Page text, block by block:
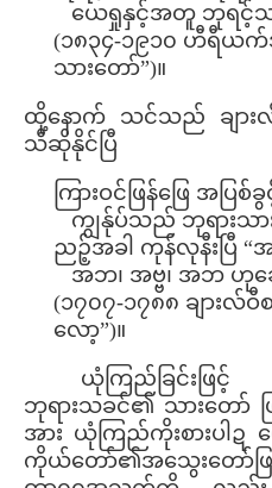
ယေရှုနှင့်အတူ ဘုရင့်သာ
(၁၈၃၄-၁၉၁၀ ဟီရီယ
သားတော်”)။
ထို့နောက် သင်သည် ချား
သီဆိုနိုင်ပြီ
ကြားဝင်ဖြန်ဖြေ အပ
ကျွန်ုပ်သည် ဘုရားသား
ညဉ့်အခါ ကုန်လုနီးပြီ “
အဘ၊ အဗ္ဗ၊ အဘ ဟုခေ
(၁၇၀၇-၁၇၈၈ ချားလ်
လော့”)။
ယုံကြည်ခြင်းဖြ
ဘုရားသခင်၏ သားတော်
အား ယုံကြည်ကိုးစားပါဍ
ကိုယ်တော်၏အသွေးတော်ဖ